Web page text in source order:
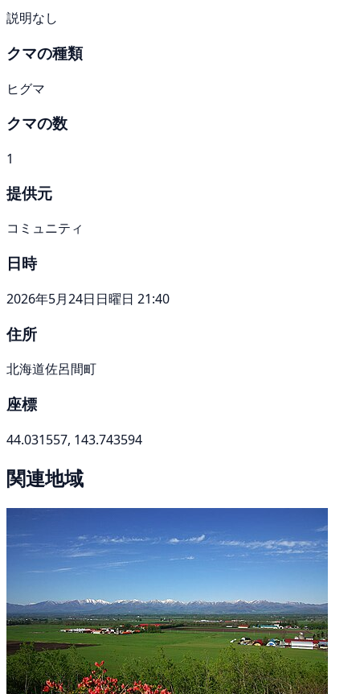
説明なし
クマの種類
ヒグマ
クマの数
1
提供元
コミュニティ
日時
2026年5月24日日曜日 21:40
住所
北海道佐呂間町
座標
44.031557, 143.743594
関連地域